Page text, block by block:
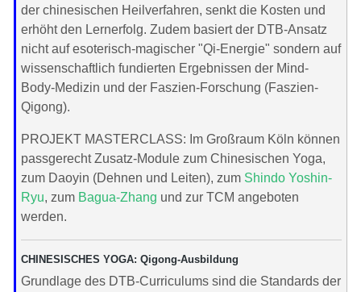
der chinesischen Heilverfahren, senkt die Kosten und
erhöht den Lernerfolg. Zudem basiert der DTB-Ansatz
nicht auf esoterisch-magischer "Qi-Energie" sondern auf
wissenschaftlich fundierten Ergebnissen der Mind-
Body-Medizin und der Faszien-Forschung (Faszien-
Qigong).
PROJEKT MASTERCLASS: Im Großraum Köln können
passgerecht Zusatz-Module zum Chinesischen Yoga,
zum Daoyin (Dehnen und Leiten), zum Shindo Yoshin-
Ryu, zum Bagua-Zhang und zur TCM angeboten
werden.
CHINESISCHES YOGA: Qigong-Ausbildung
Grundlage des DTB-Curriculums sind die Standards der